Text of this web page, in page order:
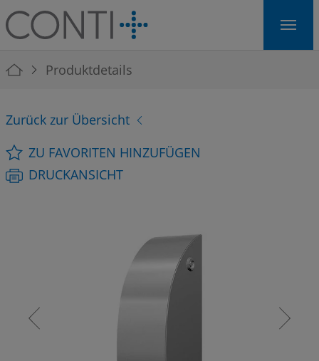
Skip to main navigation
Skip to main content
Skip to page footer
You are here:
Produktdetails
Zurück zur Übersicht
ZU FAVORITEN HINZUFÜGEN
DRUCKANSICHT